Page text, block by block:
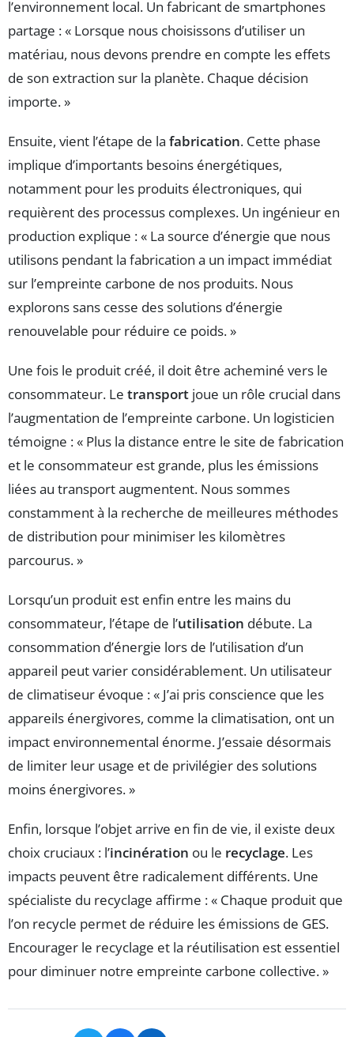
l’environnement local. Un fabricant de smartphones
partage : « Lorsque nous choisissons d’utiliser un
matériau, nous devons prendre en compte les effets
de son extraction sur la planète. Chaque décision
importe. »
Ensuite, vient l’étape de la fabrication. Cette phase
implique d’importants besoins énergétiques,
notamment pour les produits électroniques, qui
requièrent des processus complexes. Un ingénieur en
production explique : « La source d’énergie que nous
utilisons pendant la fabrication a un impact immédiat
sur l’empreinte carbone de nos produits. Nous
explorons sans cesse des solutions d’énergie
renouvelable pour réduire ce poids. »
Une fois le produit créé, il doit être acheminé vers le
consommateur. Le transport joue un rôle crucial dans
l’augmentation de l’empreinte carbone. Un logisticien
témoigne : « Plus la distance entre le site de fabrication
et le consommateur est grande, plus les émissions
liées au transport augmentent. Nous sommes
constamment à la recherche de meilleures méthodes
de distribution pour minimiser les kilomètres
parcourus. »
Lorsqu’un produit est enfin entre les mains du
consommateur, l’étape de l’utilisation débute. La
consommation d’énergie lors de l’utilisation d’un
appareil peut varier considérablement. Un utilisateur
de climatiseur évoque : « J’ai pris conscience que les
appareils énergivores, comme la climatisation, ont un
impact environnemental énorme. J’essaie désormais
de limiter leur usage et de privilégier des solutions
moins énergivores. »
Enfin, lorsque l’objet arrive en fin de vie, il existe deux
choix cruciaux : l’incinération ou le recyclage. Les
impacts peuvent être radicalement différents. Une
spécialiste du recyclage affirme : « Chaque produit que
l’on recycle permet de réduire les émissions de GES.
Encourager le recyclage et la réutilisation est essentiel
pour diminuer notre empreinte carbone collective. »